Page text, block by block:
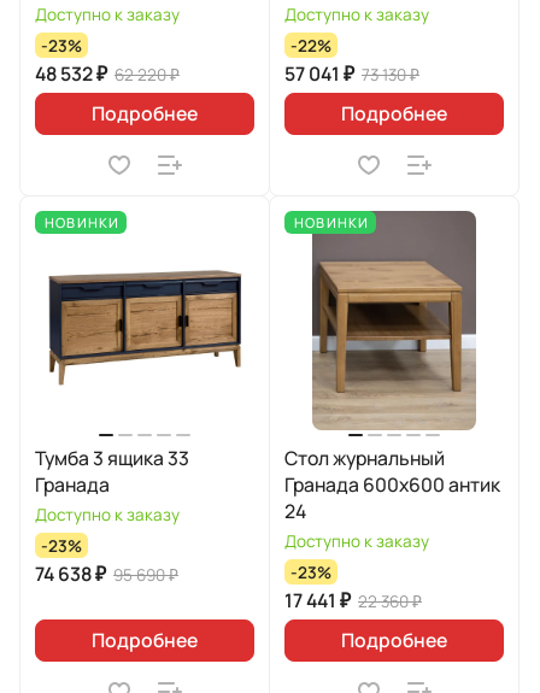
Доступно к заказу
-23%
48 532 ₽ 62 220 ₽
Подробнее
Доступно к заказу
-22%
57 041 ₽ 73 130 ₽
Подробнее
НОВИНКИ
Тумба 3 ящика 33
Гранада
Доступно к заказу
-23%
74 638 ₽ 95 690 ₽
Подробнее
НОВИНКИ
Стол журнальный
Гранада 600х600 антик
24
Доступно к заказу
-23%
17 441 ₽ 22 360 ₽
Подробнее